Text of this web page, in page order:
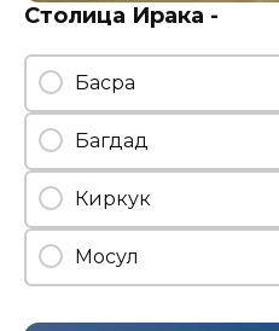
Столица Ирака -
Басра
Багдад
Киркук
Мосул